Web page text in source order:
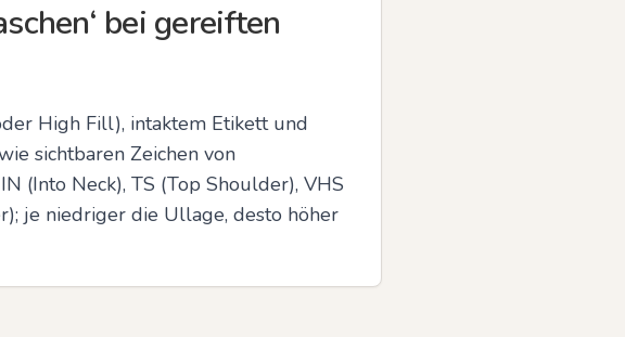
bei gereiften
High Fill), intaktem Etikett und
sichtbaren Zeichen von
(Into Neck), TS (Top Shoulder), VHS
je niedriger die Ullage, desto höher